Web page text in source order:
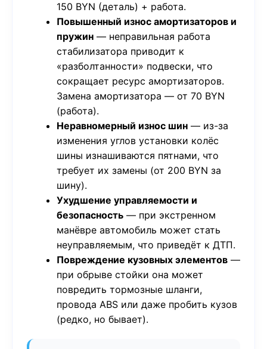
150 BYN (деталь) + работа.
Повышенный износ амортизаторов и
пружин — неправильная работа
стабилизатора приводит к
«разболтанности» подвески, что
сокращает ресурс амортизаторов.
Замена амортизатора — от 70 BYN
(работа).
Неравномерный износ шин — из-за
изменения углов установки колёс
шины изнашиваются пятнами, что
требует их замены (от 200 BYN за
шину).
Ухудшение управляемости и
безопасность — при экстренном
манёвре автомобиль может стать
неуправляемым, что приведёт к ДТП.
Повреждение кузовных элементов —
при обрыве стойки она может
повредить тормозные шланги,
провода ABS или даже пробить кузов
(редко, но бывает).